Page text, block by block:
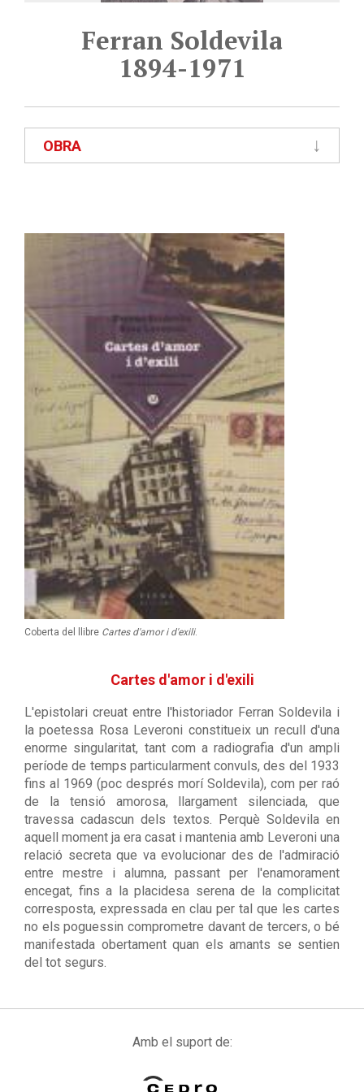
Ferran Soldevila
1894-1971
OBRA
Coberta del llibre Cartes d'amor i d'exili.
Cartes d'amor i d'exili
L'epistolari creuat entre l'historiador Ferran Soldevila i
la poetessa Rosa Leveroni constitueix un recull d'una
enorme singularitat, tant com a radiografia d'un ampli
període de temps particularment convuls, des del 1933
fins al 1969 (poc després morí Soldevila), com per raó
de la tensió amorosa, llargament silenciada, que
travessa cadascun dels textos. Perquè Soldevila en
aquell moment ja era casat i mantenia amb Leveroni una
relació secreta que va evolucionar des de l'admiració
entre mestre i alumna, passant per l'enamorament
encegat, fins a la placidesa serena de la complicitat
corresposta, expressada en clau per tal que les cartes
no els poguessin comprometre davant de tercers, o bé
manifestada obertament quan els amants se sentien
del tot segurs.
Amb el suport de: